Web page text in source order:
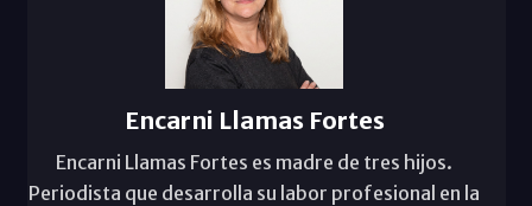
Encarni Llamas Fortes
Encarni Llamas Fortes es madre de tres hijos.
Periodista que desarrolla su labor profesional en la